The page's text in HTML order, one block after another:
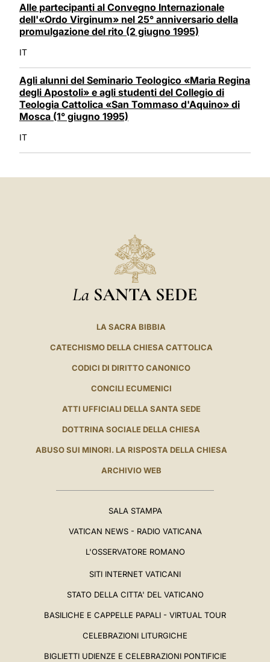
Alle partecipanti al Convegno Internazionale
dell'«Ordo Virginum» nel 25° anniversario della
promulgazione del rito (2 giugno 1995)
IT
Agli alunni del Seminario Teologico «Maria Regina
degli Apostoli» e agli studenti del Collegio di
Teologia Cattolica «San Tommaso d'Aquino» di
Mosca (1° giugno 1995)
IT
La SANTA SEDE
LA SACRA BIBBIA
CATECHISMO DELLA CHIESA CATTOLICA
CODICI DI DIRITTO CANONICO
CONCILI ECUMENICI
ATTI UFFICIALI DELLA SANTA SEDE
DOTTRINA SOCIALE DELLA CHIESA
ABUSO SUI MINORI. LA RISPOSTA DELLA CHIESA
ARCHIVIO WEB
SALA STAMPA
VATICAN NEWS - RADIO VATICANA
L'OSSERVATORE ROMANO
SITI INTERNET VATICANI
STATO DELLA CITTA' DEL VATICANO
BASILICHE E CAPPELLE PAPALI - VIRTUAL TOUR
CELEBRAZIONI LITURGICHE
BIGLIETTI UDIENZE E CELEBRAZIONI PONTIFICIE